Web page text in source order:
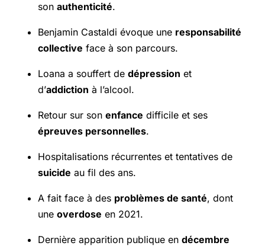
son authenticité.
Benjamin Castaldi évoque une responsabilité
collective face à son parcours.
Loana a souffert de dépression et
d’addiction à l’alcool.
Retour sur son enfance difficile et ses
épreuves personnelles.
Hospitalisations récurrentes et tentatives de
suicide au fil des ans.
A fait face à des problèmes de santé, dont
une overdose en 2021.
Dernière apparition publique en décembre